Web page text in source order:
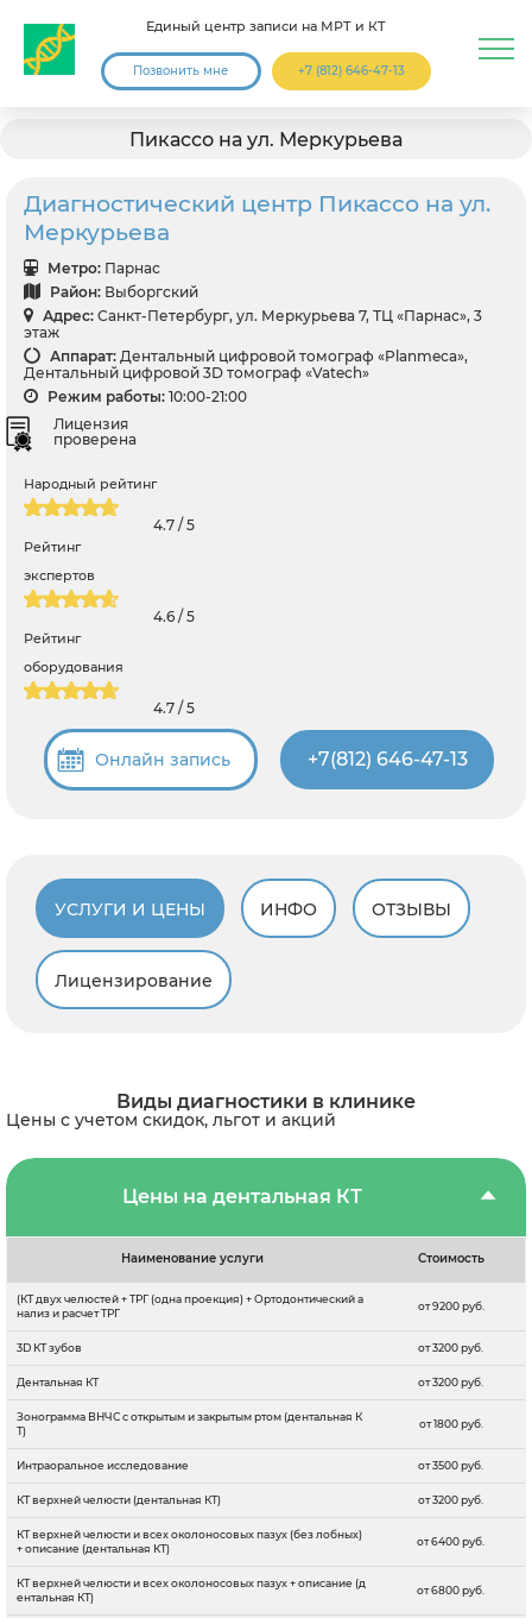
Единый центр записи на МРТ и КТ
Позвонить мне +7 (812) 646-47-13
Пикассо на ул. Меркурьева
Диагностический центр Пикассо на ул.
Меркурьева
Метро: Парнас
Район: Выборгский
Адрес: Санкт-Петербург, ул. Меркурьева 7, ТЦ «Парнас», 3
этаж
Аппарат: Дентальный цифровой томограф «Planmeca»,
Дентальный цифровой 3D томограф «Vatech»
Режим работы: 10:00-21:00
Лицензия
проверена
Народный рейтинг
4.7 / 5
Рейтинг
экспертов
4.6 / 5
Рейтинг
оборудования
4.7 / 5
Онлайн запись +7(812) 646-47-13
УСЛУГИ И ЦЕНЫ ИНФО ОТЗЫВЫ
Лицензирование
Виды диагностики в клинике
Цены с учетом скидок, льгот и акций
Цены на дентальная КТ
Наименование услуги Стоимость
(КТ двух челюстей + ТРГ (одна проекция) + Ортодонтический а
нализ и расчет ТРГ
от 9200 руб.
3D КТ зубов от 3200 руб.
Дентальная КТ от 3200 руб.
Зонограмма ВНЧС с открытым и закрытым ртом (дентальная К
Т)
от 1800 руб.
Интраоральное исследование от 3500 руб.
КТ верхней челюсти (дентальная КТ) от 3200 руб.
КТ верхней челюсти и всех околоносовых пазух (без лобных)
+ описание (дентальная КТ)
от 6400 руб.
КТ верхней челюсти и всех околоносовых пазух + описание (д
ентальная КТ)
от 6800 руб.